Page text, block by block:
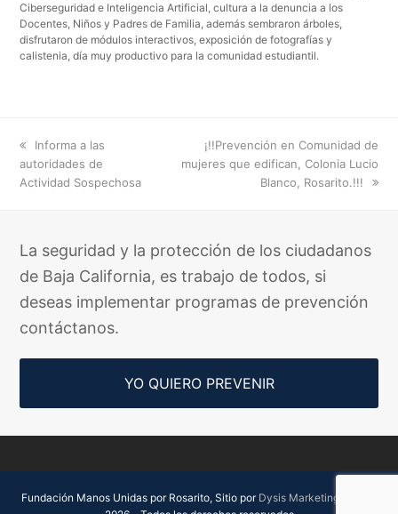
Ciberseguridad e Inteligencia Artificial, cultura a la denuncia a los
Docentes, Niños y Padres de Familia, además sembraron árboles,
disfrutaron de módulos interactivos, exposición de fotografías y
calistenia, día muy productivo para la comunidad estudiantil.
previous
post:
Informa a las
autoridades de
Actividad Sospechosa
next
post:
¡!!Prevención en Comunidad de
mujeres que edifican, Colonia Lucio
Blanco, Rosarito.!!!
La seguridad y la protección de los ciudadanos
de Baja California, es trabajo de todos, si
deseas implementar programas de prevención
contáctanos.
YO QUIERO PREVENIR
Fundación Manos Unidas por Rosarito, Sitio por Dysis Marketing Digital.